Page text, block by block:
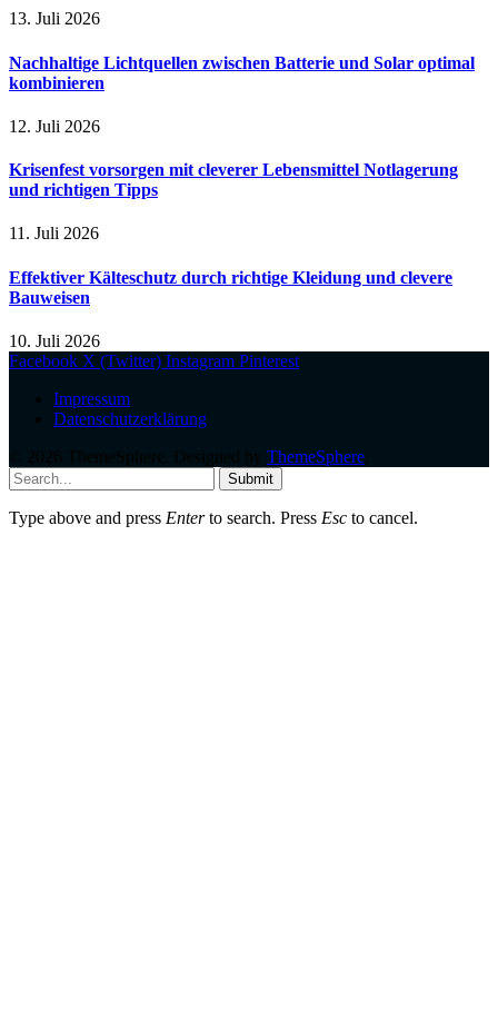
13. Juli 2026
Nachhaltige Lichtquellen zwischen Batterie und Solar optimal
kombinieren
12. Juli 2026
Krisenfest vorsorgen mit cleverer Lebensmittel Notlagerung
und richtigen Tipps
11. Juli 2026
Effektiver Kälteschutz durch richtige Kleidung und clevere
Bauweisen
10. Juli 2026
Facebook X (Twitter) Instagram Pinterest
Impressum
Datenschutzerklärung
ThemeSphere
Submit
Type above and press Enterto search. Press Esc to cancel.